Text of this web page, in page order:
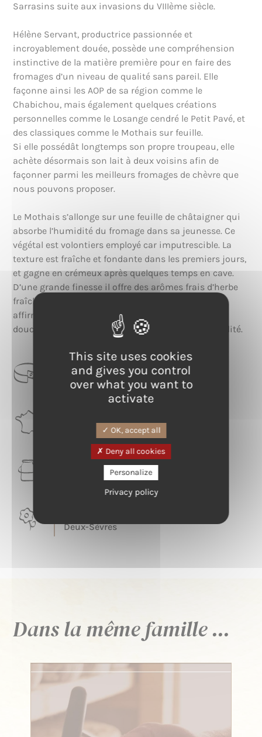
Sarrasins suite aux invasions du VIIIème siècle.
Hélène Servant, productrice passionnée et
incroyablement douée, possède une compréhension
instinctive de la matière première pour en faire des
fromages d’un niveau de qualité sans pareil. Elle
façonne ainsi les AOP de sa région comme le
Chabichou, mais également quelques créations
personnelles comme le Losange cendré le Petit Pavé, et
des classiques comme le Mothais sur feuille.
Si elle possédât longtemps son propre troupeau, elle
achète désormais son lait à deux voisins afin de
façonner parmi les meilleurs fromages de chèvre que
nous pouvons proposer.
Le Mothais s’allonge sur une feuille de châtaigner qui
absorbe l’humidité du fromage dans sa jeunesse. Ce
végétal est volontiers employé car imputrescible. La
texture est fraîche et fondante dans les premiers jours,
et gagne en crémeux après quelques temps en cave.
D’une grande finesse il offre des arômes frais d’herbe
fraîche au début, puis s’oriente vers un boisé plus
affirmé. Même en devenant plus sec il garde une
douceur incomparable, bien qu’il gagne en minéralité.
CATEGORIE
Croûte Naturelle
Nouvelle-Aquitaine
Deux-Sèvres
Dans la même famille ...
This site uses cookies
and gives you control
over what you want to
activate
OK, accept all
Deny all cookies
Personalize
Privacy policy